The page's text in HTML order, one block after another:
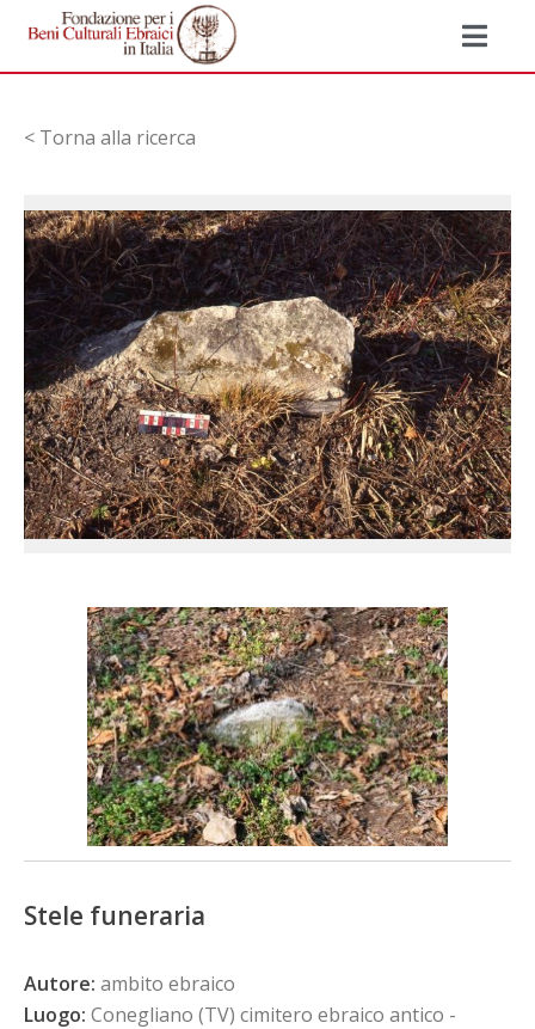
< Torna alla ricerca
Stele funeraria
Autore: ambito ebraico
Luogo: Conegliano (TV) cimitero ebraico antico -